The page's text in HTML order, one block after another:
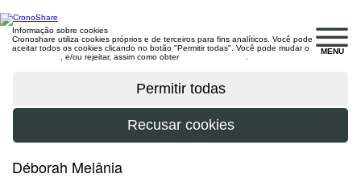
MENU
Informação sobre cookies
Cronoshare utiliza cookies próprios e de terceiros para fins analíticos. Você pode
aceitar todos os cookies clicando no botão "Permitir todas". Você pode mudar o
, e/ou rejeitar, assim como obter
Déborah Melânia